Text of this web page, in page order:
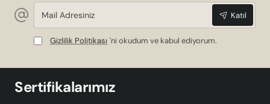
Mail
Adresiniz
Katıl
Gizlilik Politikası 'ni okudum ve kabul ediyorum.
Sertifikalarımız